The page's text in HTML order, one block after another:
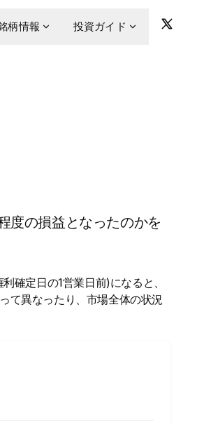
柄情報 投資ガイド
度の損益となったのかを
確定日の1営業日前)になると、
て異なったり、市場全体の状況